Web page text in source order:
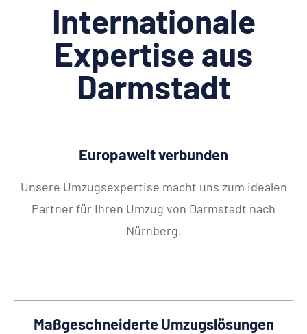
Internationale
Expertise aus
Darmstadt
Europaweit verbunden
Unsere Umzugsexpertise macht uns zum idealen
Partner für Ihren Umzug von Darmstadt nach
Nürnberg.
Maßgeschneiderte Umzugslösungen